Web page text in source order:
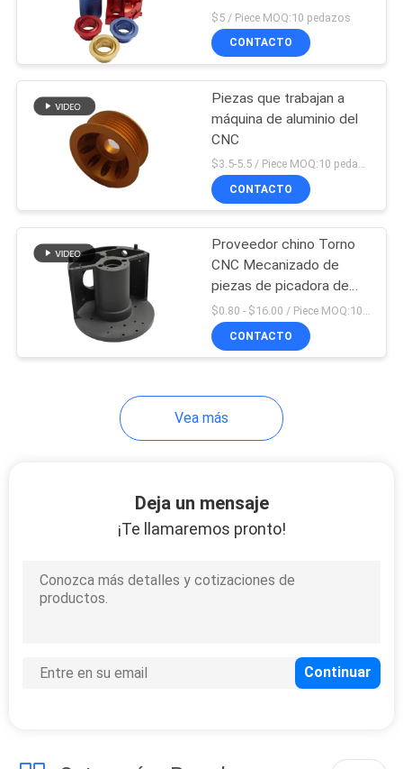
CNC que trabaja a
máquina piezas
plásticas
El CNC de cobre
amarillo dio vuelta a
piezas
Servicio de encargo
chapa del CNC
$5 / Piece MOQ:10 pedazos
CONTACTO
Piezas que trabajan a
máquina de aluminio del
CNC
$3.5-5.5 / Piece MOQ:10 pedazos
CONTACTO
Proveedor chino Torno
CNC Mecanizado de
piezas de picadora de
aluminio personalizadas $0.80 - $16.00 / Piece MOQ:10 piezas
CONTACTO
Vea más
Deja un mensaje
¡Te llamaremos pronto!